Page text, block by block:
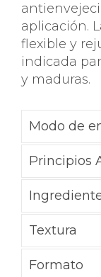
aplicación.
flexible y
indicada
y maduras.
Modo de
Principios
Textura
Formato